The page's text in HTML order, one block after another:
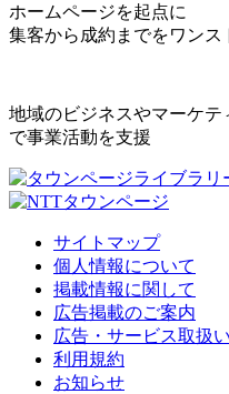
ホームページを起点に
集客から成約までをワンス
地域のビジネスやマーケ
で事業活動を支援
サイトマップ
個人情報について
掲載情報に関して
広告掲載のご案内
広告・サービス取扱
利用規約
お知らせ